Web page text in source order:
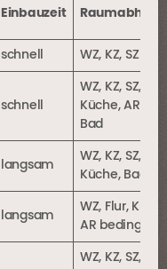
Einbauzeit
schnell WZ, KZ, SZ
schnell
WZ, KZ, SZ,
Küche, AR,
Bad
langsam
WZ, KZ, SZ,
Küche, Bad,
langsam
WZ, Flur,
AR bedingt:
WZ, KZ, SZ,